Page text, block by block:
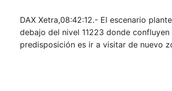
DAX Xetra,08:42:12.- El escenario
debajo del nivel 11223 donde
predisposición es ir a visitar de nuevo